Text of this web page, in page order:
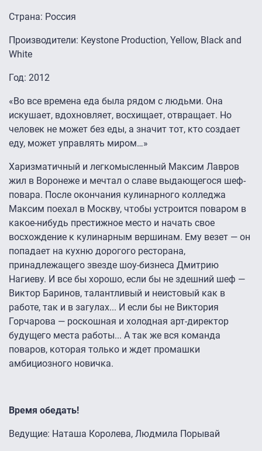
Страна: Россия
Производители: Keystone Production, Yellow, Black and
White
Год: 2012
«Во все времена еда была рядом с людьми. Она
искушает, вдохновляет, восхищает, отвращает. Но
человек не может без еды, а значит тот, кто создает
еду, может управлять миром…»
Харизматичный и легкомысленный Максим Лавров
жил в Воронеже и мечтал о славе выдающегося шеф-
повара. После окончания кулинарного колледжа
Максим поехал в Москву, чтобы устроится поваром в
какое-нибудь престижное место и начать свое
восхождение к кулинарным вершинам. Ему везет — он
попадает на кухню дорогого ресторана,
принадлежащего звезде шоу-бизнеса Дмитрию
Нагиеву. И все бы хорошо, если бы не здешний шеф —
Виктор Баринов, талантливый и неистовый как в
работе, так и в загулах... И если бы не Виктория
Горчарова — роскошная и холодная арт-директор
будущего места работы... А так же вся команда
поваров, которая только и ждет промашки
амбициозного новичка.
Время обедать!
Ведущие: Наташа Королева, Людмила Порывай